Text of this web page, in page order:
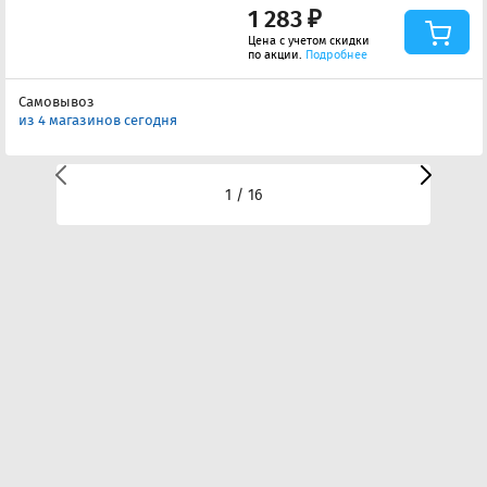
1 283 ₽
Цена с учетом скидки
по акции. Подробнее
Самовывоз
из 4 магазинов сегодня
1 / 16